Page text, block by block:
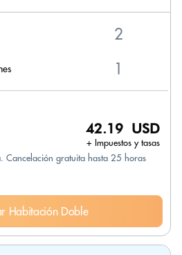
42.19 USD
+ Impuestos y tasas
Cancelación gratuita hasta 25 horas
Habitación Doble